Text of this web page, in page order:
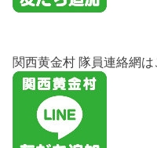
関西黄金村 隊員連絡網は